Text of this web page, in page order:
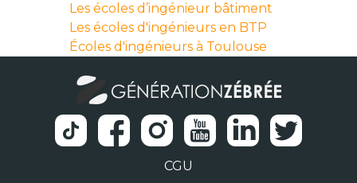
Les écoles d’ingénieur bâtiment
Les écoles d'ingénieurs en BTP
Écoles d'ingénieurs à Toulouse
CGU